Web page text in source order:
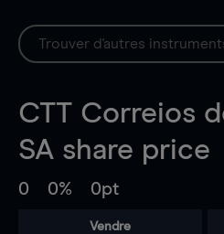
CTT Correios
SA share price
0 0% 0pt
Vendre